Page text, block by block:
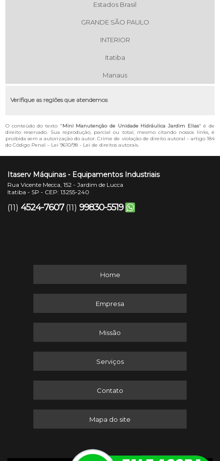
Estados Brasil
GRANDE SÃO PAULO
INTERIOR
Itatiba
Manaus
Verifique as regiões que atendemos
O conteúdo do texto "Mini Manutenção de Unidade Hidráulica Jardim Elias" é de
direito reservado. Sua reprodução, parcial ou total, mesmo citando nossos links, é
proibida sem a autorização do autor. Crime de violação de direito autoral – artigo 184
do Código Penal – Lei 9610/98 - Lei de direitos autorais.
Itaserv Máquinas - Equipamentos Industriais
Rua Vicente Mecca, 152 - Jardim de Lucca
Itatiba - SP - CEP: 13255-240
(11) 4524-7607 (11) 99830-5519
Home
Empresa
Missão
Serviços
Contato
Mapa do site